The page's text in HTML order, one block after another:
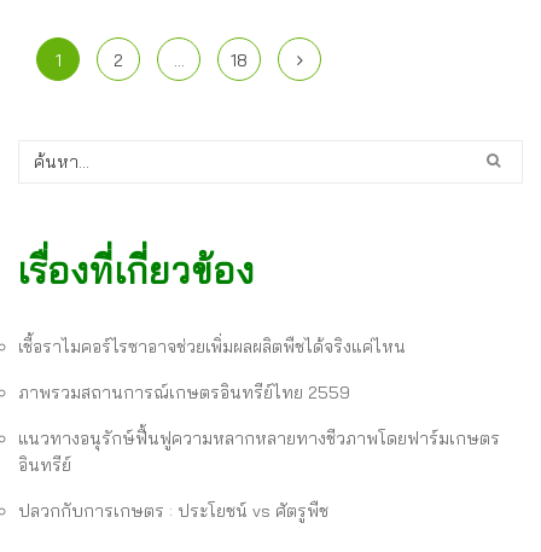
1 2 … 18
เรื่องที่เกี่ยวข้อง
เชื้อราไมคอร์ไรซาอาจช่วยเพิ่มผลผลิตพืชได้จริงแค่ไหน
ภาพรวมสถานการณ์เกษตรอินทรีย์ไทย 2559
แนวทางอนุรักษ์ฟื้นฟูความหลากหลายทางชีวภาพโดยฟาร์มเกษตร
อินทรีย์
ปลวกกับการเกษตร : ประโยชน์ vs ศัตรูพืช